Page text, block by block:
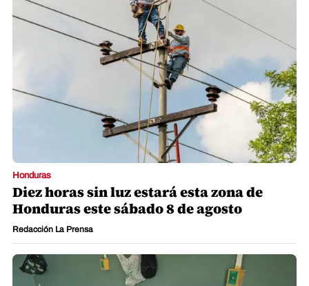
Honduras
Diez horas sin luz estará esta zona de
Honduras este sábado 8 de agosto
Redacción La Prensa